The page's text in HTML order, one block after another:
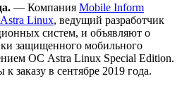
— Компания Mobile Inform
Astra Linux, ведущий разработчик
систем, и объявляют о
защищенного мобильного
ОС Astra Linux Special Edition.
заказу в сентябре 2019 года.